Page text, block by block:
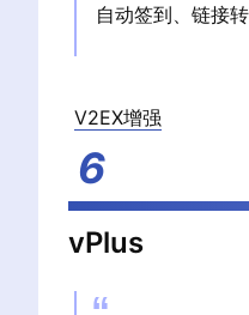
自动签到、链接
V2EX增强
vPlus